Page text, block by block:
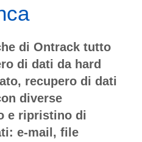
di Ontrack tutto
di dati da hard
recupero di dati
diverse
e ripristino di
e-mail, file